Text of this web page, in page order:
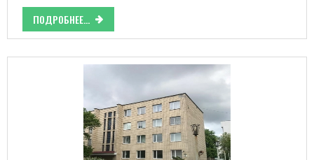
ПОДРОБНЕЕ...